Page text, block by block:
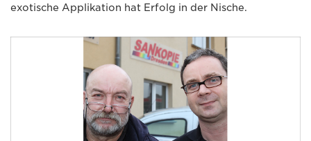
exotische Applikation hat Erfolg in der Nische.